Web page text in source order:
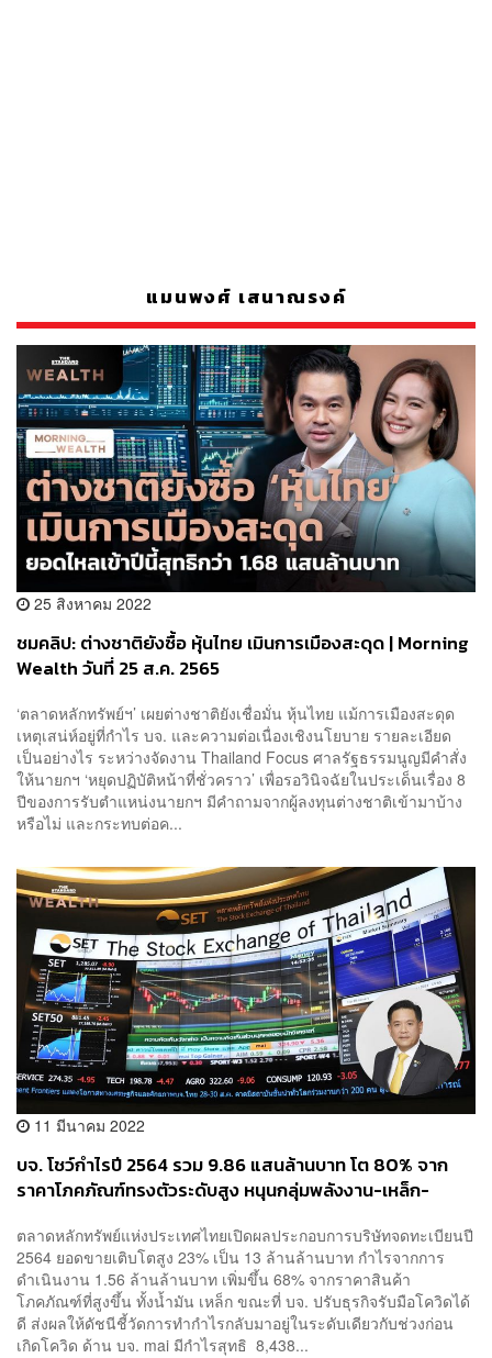
แมนพงศ์ เสนาณรงค์
25 สิงหาคม 2022
ชมคลิป: ต่างชาติยังซื้อ หุ้นไทย เมินการเมืองสะดุด | Morning
Wealth วันที่ 25 ส.ค. 2565
‘ตลาดหลักทรัพย์ฯ’ เผยต่างชาติยังเชื่อมั่น หุ้นไทย แม้การเมืองสะดุด
เหตุเสน่ห์อยู่ที่กำไร บจ. และความต่อเนื่องเชิงนโยบาย รายละเอียด
เป็นอย่างไร ระหว่างจัดงาน Thailand Focus ศาลรัฐธรรมนูญมีคำสั่ง
ให้นายกฯ ‘หยุดปฏิบัติหน้าที่ชั่วคราว’ เพื่อรอวินิจฉัยในประเด็นเรื่อง 8
ปีของการรับตำแหน่งนายกฯ มีคำถามจากผู้ลงทุนต่างชาติเข้ามาบ้าง
หรือไม่ และกระทบต่อค...
11 มีนาคม 2022
บจ. โชว์กำไรปี 2564 รวม 9.86 แสนล้านบาท โต 80% จาก
ราคาโภคภัณฑ์ทรงตัวระดับสูง หนุนกลุ่มพลังงาน-เหล็ก-
ตลาดหลักทรัพย์แห่งประเทศไทยเปิดผลประกอบการบริษัทจดทะเบียนปี
2564 ยอดขายเติบโตสูง 23% เป็น 13 ล้านล้านบาท กำไรจากการ
ดำเนินงาน 1.56 ล้านล้านบาท เพิ่มขึ้น 68% จากราคาสินค้า
โภคภัณฑ์ที่สูงขึ้น ทั้งน้ำมัน เหล็ก ขณะที่ บจ. ปรับธุรกิจรับมือโควิดได้
ดี ส่งผลให้ดัชนีชี้วัดการทำกำไรกลับมาอยู่ในระดับเดียวกับช่วงก่อน
เกิดโควิด ด้าน บจ. mai มีกำไรสุทธิ 8,438...